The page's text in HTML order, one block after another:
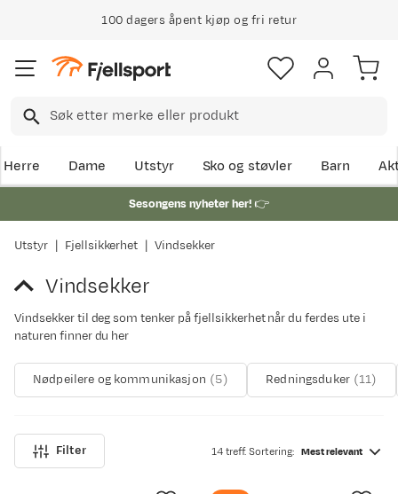
100 dagers åpent kjøp og fri retur
Herre Dame Utstyr Sko og støvler Barn
Sesongens nyheter her!👉
Utstyr Fjellsikkerhet Vindsekker
Vindsekker
Vindsekker til deg som tenker på fjellsikkerhet når du ferdes ute i
naturen finner du her
Nødpeilere og kommunikasjon (5) Redningsduker (11)
Filter 14 treff. Sortering: Mest relevant